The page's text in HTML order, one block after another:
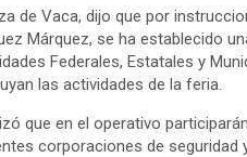
de Vaca, dijo que por
Márquez, se ha establecido
Federales, Estatales y
las actividades de la feria.
que en el operativo
corporaciones de seguridad